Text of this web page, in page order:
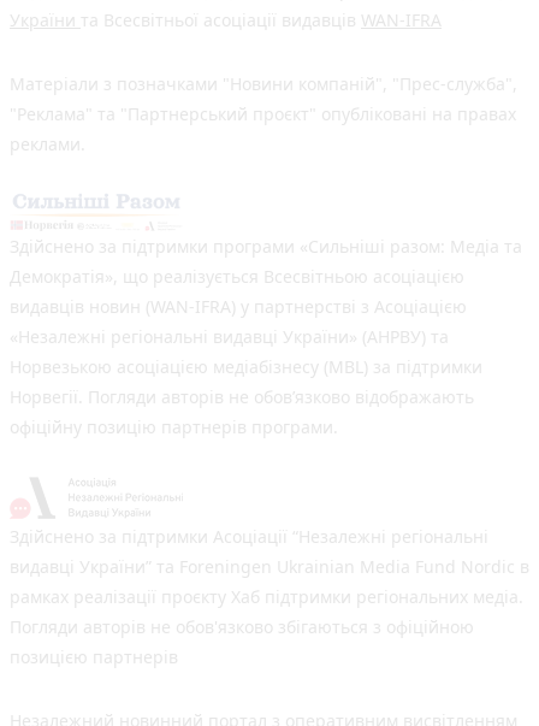
України та Всесвітньої асоціації видавців WAN-IFRA
Матеріали з позначками "Новини компаній", "Прес-служба",
"Реклама" та "Партнерський проєкт" опубліковані на правах
реклами.
Здійснено за підтримки програми «Сильніші разом: Медіа та
Демократія», що реалізується Всесвітньою асоціацією
видавців новин (WAN-IFRA) у партнерстві з Асоціацією
«Незалежні регіональні видавці України» (АНРВУ) та
Норвезькою асоціацією медіабізнесу (MBL) за підтримки
Норвегії. Погляди авторів не обов’язково відображають
офіційну позицію партнерів програми.
Здійснено за підтримки Асоціації “Незалежні регіональні
видавці України” та Foreningen Ukrainian Media Fund Nordic в
рамках реалізації проєкту Хаб підтримки регіональних медіа.
Погляди авторів не обов'язково збігаються з офіційною
позицією партнерів
Незалежний новинний портал з оперативним висвітленням